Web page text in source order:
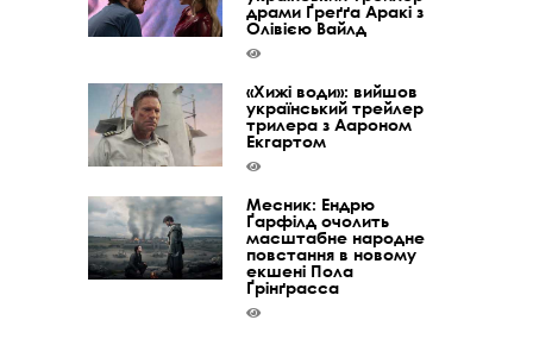
драми Ґреґґа Аракі з
Олівією Вайлд
«Хижі води»: вийшов
український трейлер
трилера з Аароном
Екгартом
Месник: Ендрю
Ґарфілд очолить
масштабне народне
повстання в новому
екшені Пола
Ґрінґрасса